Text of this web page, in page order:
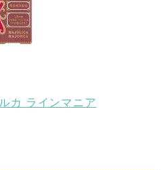
カ ラインマニア